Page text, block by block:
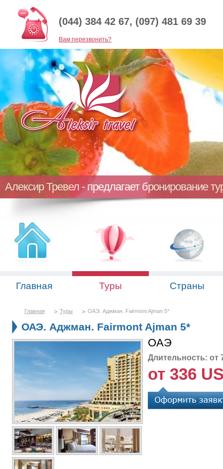
(044) 384 42 67, (097) 481 69 39
Baм перезвонить?
Алексир Тревел - предлагает бронирование
Главная Туры Страны
Главная Туры ОАЭ. Аджман. Fairmont Ajman 5*
ОАЭ. Аджман. Fairmont Ajman 5*
ОАЭ
Длительность: от
от 336